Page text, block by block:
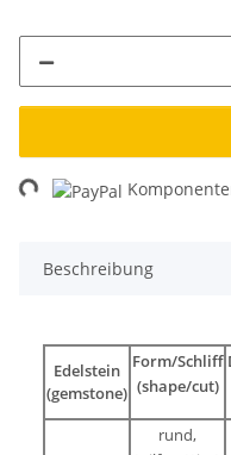
Beschreibung
Edelstein
(gemstone)
Form/Schliff
(shape/cut)
rund,